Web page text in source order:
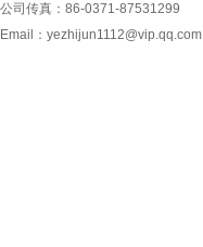
公司传真：86-0371-87531299
Email： yezhijun1112@vip.qq.com